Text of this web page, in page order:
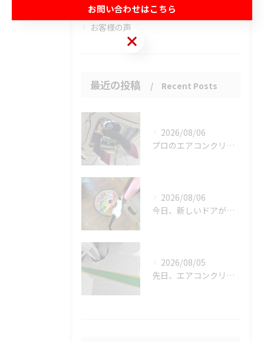
吉川市のハウスクリーニング
お客様の声
最近の投稿 Recent Posts
2026/08/06
プロのエアコンクリーニングは、店舗やオフィスにおいて多くのメ...
2026/08/06
今日、新しいドアが開かれました。
2026/08/05
先日、エアコンクリーニングにお伺いした際、お客様がエアコンの...
お問い合わせはこちら
お問い合わせはこちら